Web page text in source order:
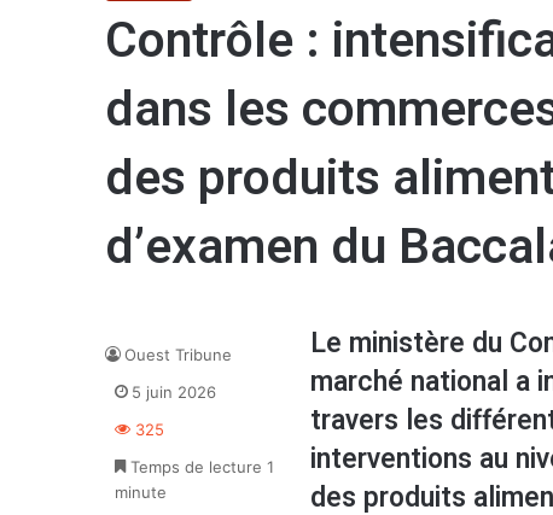
Contrôle :
dans les
des produits
d’examen du
Le ministère du
marché national a
travers les
interventions au
des produits
Ouest Tribune
5 juin 2026
325
Temps de lecture 1
minute